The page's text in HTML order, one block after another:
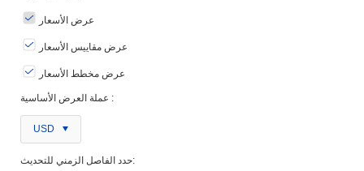
عرض الأسعار
عرض مقاييس الأسعار
عرض مخطط الأسعار
عملة العرض الأساسية :
USD
حدد الفاصل الزمني للتحديث: